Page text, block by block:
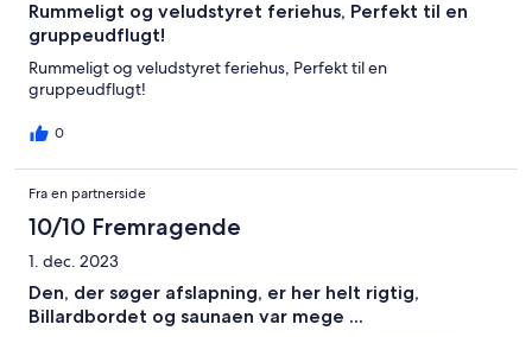
Rummeligt og veludstyret feriehus, Perfekt til en
gruppeudflugt!
Rummeligt og veludstyret feriehus, Perfekt til en
gruppeudflugt!
0
Fra en partnerside
10/10 Fremragende
1. dec. 2023
Den, der søger afslapning, er her helt rigtig,
Billardbordet og saunaen var mege ...